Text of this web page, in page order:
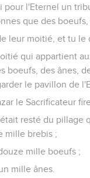
pour l'Eternel un
que des boeufs,
leur moitié, et tu le
qui appartient
boeufs, des ânes,
le pavillon de
le Sacrificateur
resté du pillage
mille brebis ;
mille boeufs ;
mille ânes.